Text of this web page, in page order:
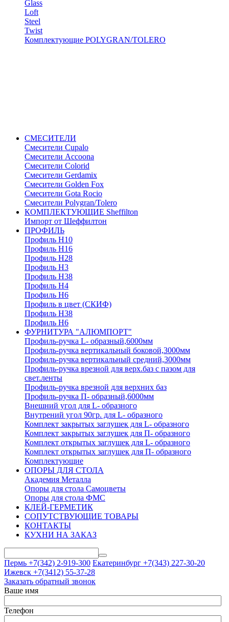
Glass
Loft
Steel
Twist
Комплектующие POLYGRAN/TOLERO
СМЕСИТЕЛИ
Cмесители Cupalo
Смесители Accoona
Смесители Colorid
Смесители Gerdamix
Смесители Golden Fox
Смесители Gota Rocio
Смесители Polygran/Tolero
КОМПЛЕКТУЮЩИЕ Sheffilton
Импорт от Шеффилтон
ПРОФИЛЬ
Профиль H10
Профиль H16
Профиль H28
Профиль H3
Профиль H38
Профиль H4
Профиль H6
Профиль в цвет (СКИФ)
Профиль H38
Профиль H6
ФУРНИТУРА "АЛЮМПОРТ"
Профиль-ручка L- образный,6000мм
Профиль-ручка вертикальный боковой,3000мм
Профиль-ручка вертикальный средний,3000мм
Профиль-ручка врезной для верх.баз с пазом для
свет.ленты
Профиль-ручка врезной для верхних баз
Профиль-ручка П- образный,6000мм
Внешний угол для L- образного
Внутрений угол 90гр. для L- образного
Комплект закрытых заглушек для L- образного
Комплект закрытых заглушек для П- образного
Комплект открытых заглушек для L- образного
Комплект открытых заглушек для П- образного
Комплектующие
ОПОРЫ ДЛЯ СТОЛА
Академия Металла
Опоры для стола Самоцветы
Опоры для стола ФМС
КЛЕЙ-ГЕРМЕТИК
СОПУТСТВУЮЩИЕ ТОВАРЫ
КОНТАКТЫ
КУХНИ НА ЗАКАЗ
Пермь +7(342) 2-919-300 Екатеринбург +7(343) 227-30-20
Ижевск +7(3412) 55-37-28
Заказать обратный звонок
Ваше имя
Телефон